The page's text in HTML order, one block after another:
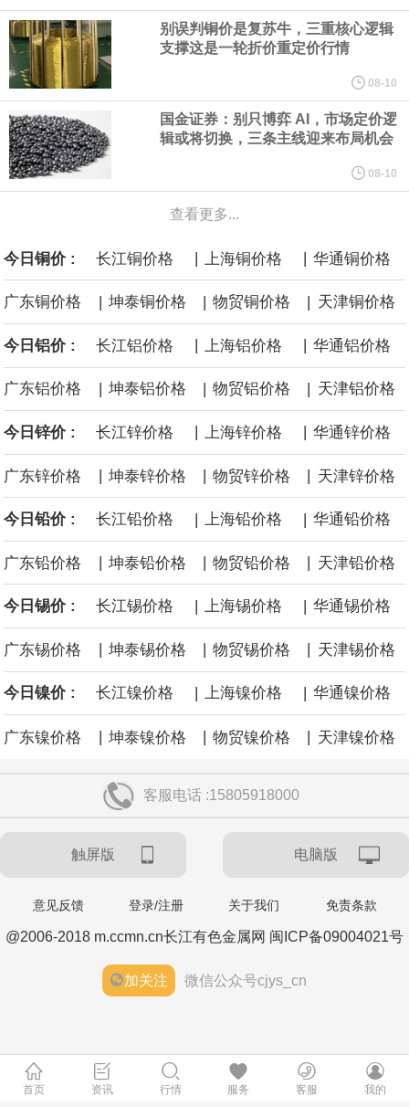
证，适度建设接续煤矿。
国家发展改革委、国家能源局印发《煤炭工业发展“十五五”规划》。
其中提到，提高资源开发准入标准。坚持先立后破，统筹煤矿关闭
退出与区域供应保障，按照市场化法治化原则，推动落后产能煤矿
有序退出。西部地区优化生产结构，加快淘汰技术装备差、与生态
敏感区重叠煤矿。东中部地区稳妥推进灾害严重不能有效治理、资
源枯竭煤矿退出，妥善做好遗留问题处置和职工安置。西南、东北
等地区因地制宜设置政策标准，合理引导资源条件差、安全保障程
度低的中小煤矿退出，运用政策引导、市场手段等加快推动长期停
产停建煤矿应退尽退。
伦敦金属交易所(LME)：镍库存持平。
伦敦金属交易所(LME)：铜库存减少4675吨。
8月10日消息，在岸人民币兑美元收盘报6.7442，较上一交易日上
涨59点。
别误判铜价是复苏牛，三重核心逻辑
支撑这是一轮折价重定价行情
08-10
国金证券：别只博弈 AI，市场定价逻
辑或将切换，三条主线迎来布局机会
08-10
查看更多...
今日铜价 : 长江铜价格 | 上海铜价格 | 华通铜价格
广东铜价格 | 坤泰铜价格 | 物贸铜价格 | 天津铜价格
今日铝价 : 长江铝价格 上海铝价格 华通铝价格
广东铝价格 | 坤泰铝价格 | 物贸铝价格 | 天津铝价格
今日锌价 : 长江锌价格 上海锌价格 华通锌价格
广东锌价格 | 坤泰锌价格 | 物贸锌价格 | 天津锌价格
今日铅价 : 长江铅价格 | 上海铅价格 | 华通铅价格
广东铅价格 坤泰铅价格 物贸铅价格 天津铅价格
今日锡价 : 长江锡价格 | 上海锡价格 | 华通锡价格
广东锡价格 坤泰锡价格 物贸锡价格 天津锡价格
今日镍价 : 长江镍价格 | 上海镍价格 | 华通镍价格
广东镍价格 | 坤泰镍价格 | 物贸镍价格 | 天津镍价格
客服电话 :15805918000
触屏版 电脑版
意见反馈 登录/注册 关于我们 免责条款
@2006-2018 m.ccmn.cn长江有色金属网 闽ICP备09004021号
加关注 微信公众号cjys_cn
首页 资讯 行情 服务 客服 我的